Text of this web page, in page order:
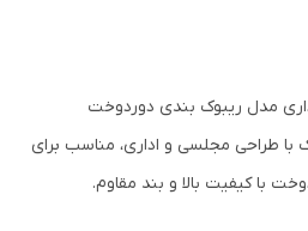
مدل ریبوک بندی دوردوخت
طراحی مجلسی و اداری، مناسب برای
با کیفیت بالا و بند مقاوم.